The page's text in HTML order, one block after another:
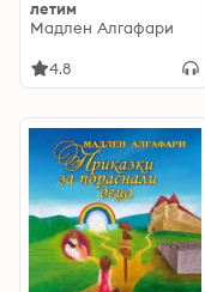
летим
Мадлен Алгафари
4.8